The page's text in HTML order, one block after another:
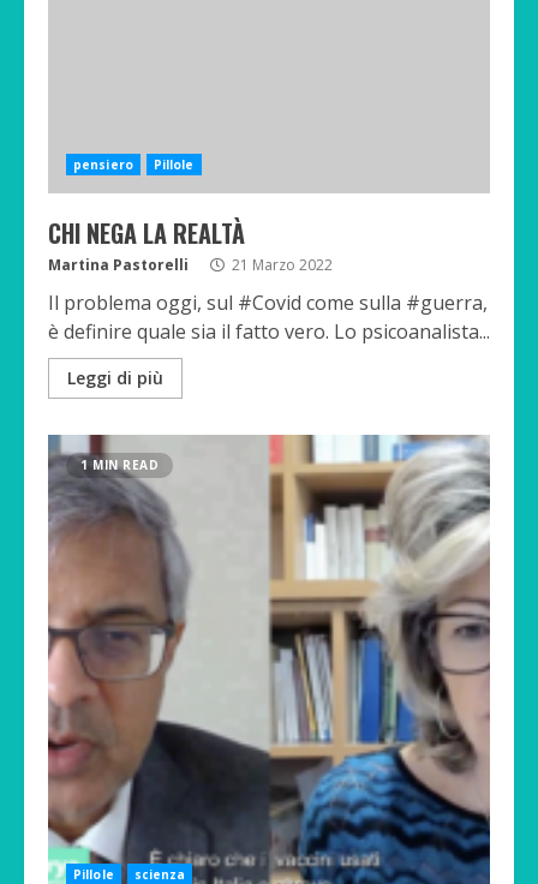
pensiero Pillole
CHI NEGA LA REALTÀ
Martina Pastorelli 21 Marzo 2022
Il problema oggi, sul #Covid come sulla #guerra,
è definire quale sia il fatto vero. Lo psicoanalista...
Leggi di più
1 MIN READ
Pillole scienza